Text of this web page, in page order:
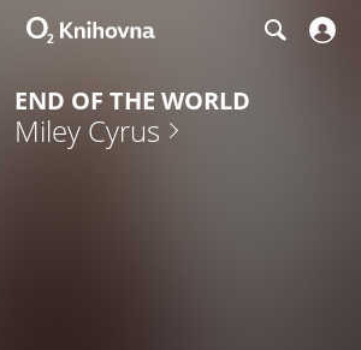
END OF THE WORLD
Miley Cyrus